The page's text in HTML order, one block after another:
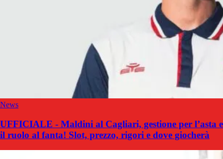
News
UFFICIALE - Maldini al Cagliari, gestione per l’asta e
il ruolo al fanta! Slot, prezzo, rigori e dove giocherà